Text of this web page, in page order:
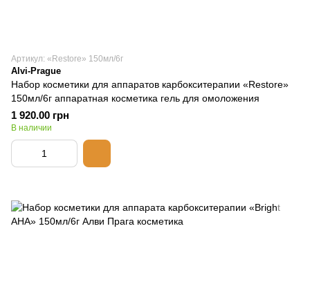
Артикул: «Restore» 150мл/6г
Alvi-Prague
Набор косметики для аппаратов карбокситерапии «Restore»
150мл/6г аппаратная косметика гель для омоложения
1 920.00 грн
В наличии